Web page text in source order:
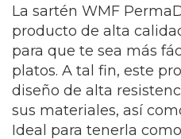
La sartén WMF
producto de alta
para que te sea más
platos. A tal fin, este
diseño de alta
sus materiales, así
Ideal para tenerla